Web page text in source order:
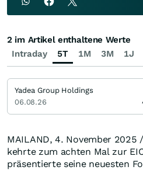
MAILAND,4. November 2025
kehrte zum achten Mal zur
präsentierte seine neuesten
Intraday 5T 1M 3M 1J
2 im Artikel enthaltene Werte
Yadea Group Holdings
06.08.26